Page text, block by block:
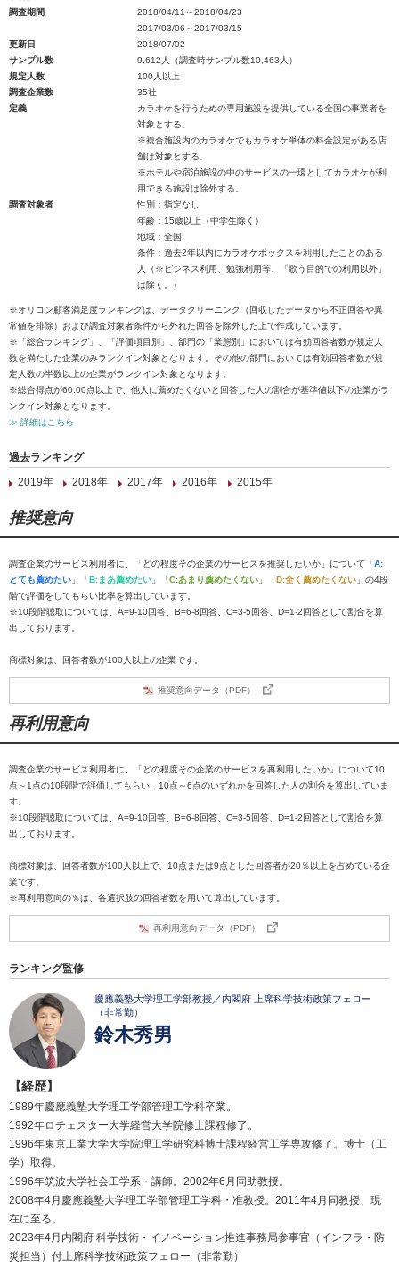
調査期間
2018/04/11～2018/04/23
2017/03/06～2017/03/15
更新日
2018/07/02
サンプル数
9,612人（調査時サンプル数10,463人）
規定人数
100人以上
調査企業数
35社
定義
カラオケを行うための専用施設を提供している全国の事業者を
対象とする。
※複合施設内のカラオケでもカラオケ単体の料金設定がある店
舗は対象とする。
※ホテルや宿泊施設の中のサービスの一環としてカラオケが利
用できる施設は除外する。
調査対象者
性別：指定なし
年齢：15歳以上（中学生除く）
地域：全国
条件：過去2年以内にカラオケボックスを利用したことのある
人（※ビジネス利用、勉強利用等、「歌う目的での利用以外」
は除く。）
※オリコン顧客満足度ランキングは、データクリーニング（回収したデータから不正回答や異
常値を排除）および調査対象者条件から外れた回答を除外した上で作成しています。
※「総合ランキング」、「評価項目別」、部門の「業態別」においては有効回答者数が規定人
数を満たした企業のみランクイン対象となります。その他の部門においては有効回答者数が規
定人数の半数以上の企業がランクイン対象となります。
※総合得点が60.00点以上で、他人に薦めたくないと回答した人の割合が基準値以下の企業がラ
ンクイン対象となります。
≫ 詳細はこちら
過去ランキング
2019年
2018年 2017年 2016年 2015年
推奨意向
調査企業のサービス利用者に、「どの程度その企業のサービスを推奨したいか」について「A:
とても薦めたい 」「B:まあ薦めたい 」「C:あまり薦めたくない 」「D:全く薦めたくない 」の4段
階で評価をしてもらい比率を算出しています。
※10段階聴取については、A=9-10回答、B=6-8回答、C=3-5回答、D=1-2回答として割合を算
出しております。
商標対象は、回答者数が100人以上の企業です。
推奨意向データ（PDF）
再利用意向
調査企業のサービス利用者に、「どの程度その企業のサービスを再利用したいか」について10
点～1点の10段階で評価してもらい、10点～6点のいずれかを回答した人の割合を算出していま
す。
※10段階聴取については、A=9-10回答、B=6-8回答、C=3-5回答、D=1-2回答として割合を算
出しております。
商標対象は、回答者数が100人以上で、10点または9点とした回答者が20％以上を占めている企
業です。
※再利用意向の％は、各選択肢の回答者数を用いて算出しています。
再利用意向データ（PDF）
ランキング監修
慶應義塾大学理工学部教授／内閣府 上席科学技術政策フェロー
（非常勤）
鈴木秀男
【経歴】
1989年慶應義塾大学理工学部管理工学科卒業。
1992年ロチェスター大学経営大学院修士課程修了。
1996年東京工業大学大学院理工学研究科博士課程経営工学専攻修了。博士（工
学）取得。
1996年筑波大学社会工学系・講師。2002年6月同助教授。
2008年4月慶應義塾大学理工学部管理工学科・准教授。2011年4月同教授、現
在に至る。
2023年4月内閣府 科学技術・イノベーション推進事務局参事官（インフラ・防
災担当）付上席科学技術政策フェロー（非常勤）